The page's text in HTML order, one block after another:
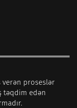
verən proseslər
təqdim edən